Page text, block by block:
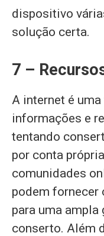
dispositivo
solução certa.
7 –
A internet é
informações e
tentando
por conta
comunidades
podem fornecer
para uma ampla
conserto. Além